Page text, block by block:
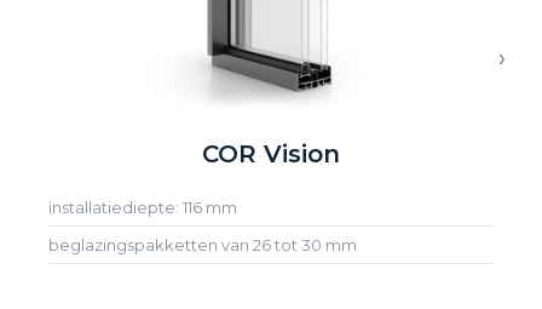
COR Vision
installatiediepte: 116 mm
beglazingspakketten van 26 tot 30 mm
›